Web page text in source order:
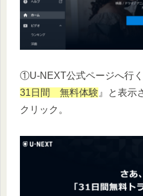
①U-NEXT公式ページへ行
31日間 無料体験 』と表示
クリック。